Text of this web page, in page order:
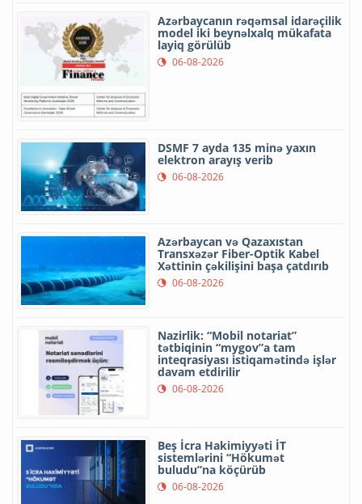
Azərbaycanın rəqəmsal idarəçilik
model iki beynəlxalq mükafata
layiq görülüb
06-08-2026
DSMF 7 ayda 135 minə yaxın
elektron arayış verib
06-08-2026
Azərbaycan və Qazaxıstan
Transxəzər Fiber-Optik Kabel
Xəttinin çəkilişini başa çatdırıb
06-08-2026
Nazirlik: “Mobil notariat”
tətbiqinin “mygov”a tam
inteqrasiyası istiqamətində işlər
davam etdirilir
06-08-2026
Beş İcra Hakimiyyəti İT
sistemlərini “Hökumət
buludu”na köçürüb
06-08-2026